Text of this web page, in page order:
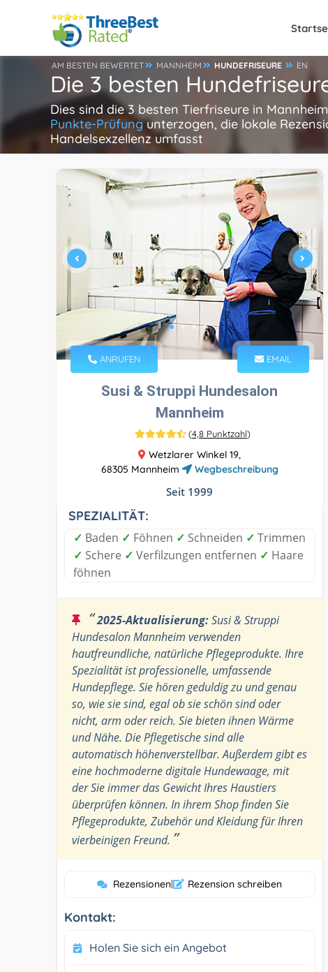
AM BESTEN BEWERTET MANNHEIM HUNDEFRISEURE EN
Die 3 besten
Dies sind die 3 besten Tierfriseure in
Punkte-Prüfungunterzogen, die lokale
Handelsexzellenz umfasst
ANRUFEN EMAIL
Susi & Struppi Hundesalon
Mannheim
(4,8 Punktzahl)
Wetzlarer Winkel 19,
68305 Mannheim
Wegbeschreibung
Seit 1999
SPEZIALITÄT:
✓ Baden ✓ Föhnen ✓ Schneiden ✓ Trimmen
✓ Schere ✓ Verfilzungen entfernen ✓ Haare
föhnen
“2025-Aktualisierung:Susi & Struppi
Hundesalon Mannheim verwenden
hautfreundliche, natürliche Pflegeprodukte. Ihre
Spezialität ist professionelle, umfassende
Hundepflege. Sie hören geduldig zu und genau
so, wie sie sind, egal ob sie schön sind oder
nicht, arm oder reich. Sie bieten ihnen Wärme
und Nähe. Die Pflegetische sind alle
automatisch höhenverstellbar. Außerdem gibt es
eine hochmoderne digitale Hundewaage, mit
der Sie immer das Gewicht Ihres Haustiers
überprüfen können. In ihrem Shop finden Sie
Pflegeprodukte, Zubehör und Kleidung für Ihren
vierbeinigen Freund. ”
Rezensionen| Rezension schreiben
Kontakt:
Holen Sie sich ein Angebot